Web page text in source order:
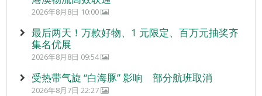
2026年8月8日 10:00
最后两天！万款好物、1 元限定、百万元抽奖齐
集名优展
2026年8月8日 09:54
受热带气旋 “白海豚” 影响 部分航班取消
2026年8月7日 22:27